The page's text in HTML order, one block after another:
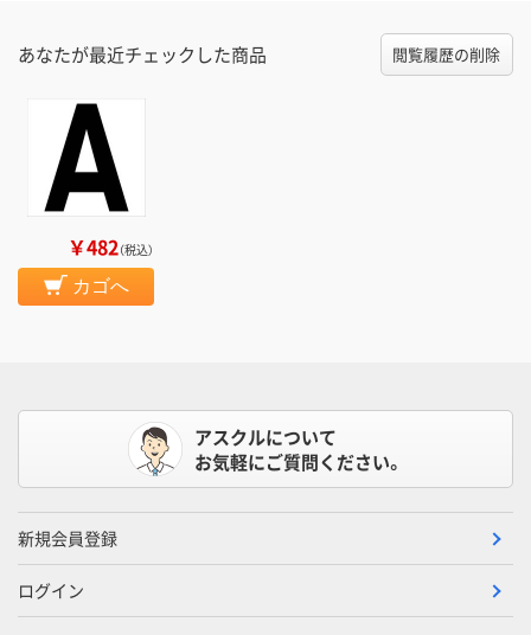
あなたが最近チェックした商品 閲覧履歴の削除
￥482（税込）
カゴへ
アスクルについて
お気軽にご質問ください。
新規会員登録
ログイン